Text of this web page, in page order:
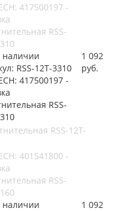
417500197 -
RSS-
наличии
RSS-12T-3310
417500197 -
RSS-
1 092
руб.
RSS-12T-
401541800 -
RSS-
наличии
1 092